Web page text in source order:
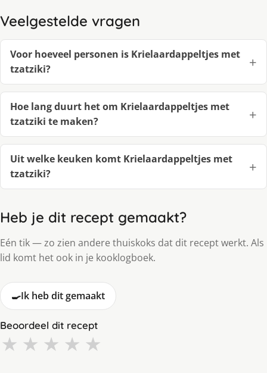
Veelgestelde vragen
Voor hoeveel personen is Krielaardappeltjes met
tzatziki?
Hoe lang duurt het om Krielaardappeltjes met
tzatziki te maken?
Uit welke keuken komt Krielaardappeltjes met
tzatziki?
Heb je dit recept gemaakt?
Eén tik — zo zien andere thuiskoks dat dit recept werkt. Als
lid komt het ook in je kooklogboek.
🍳Ik heb dit gemaakt
Beoordeel dit recept
★ ★ ★ ★ ★